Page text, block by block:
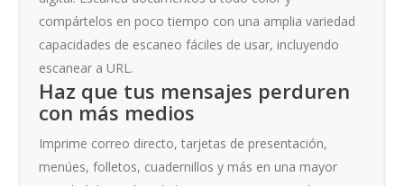
compártelos en poco tiempo con una amplia variedad
capacidades de escaneo fáciles de usar, incluyendo
escanear a URL.
Haz que tus mensajes perduren
con más medios
Imprime correo directo, tarjetas de presentación,
menúes, folletos, cuadernillos y más en una mayor